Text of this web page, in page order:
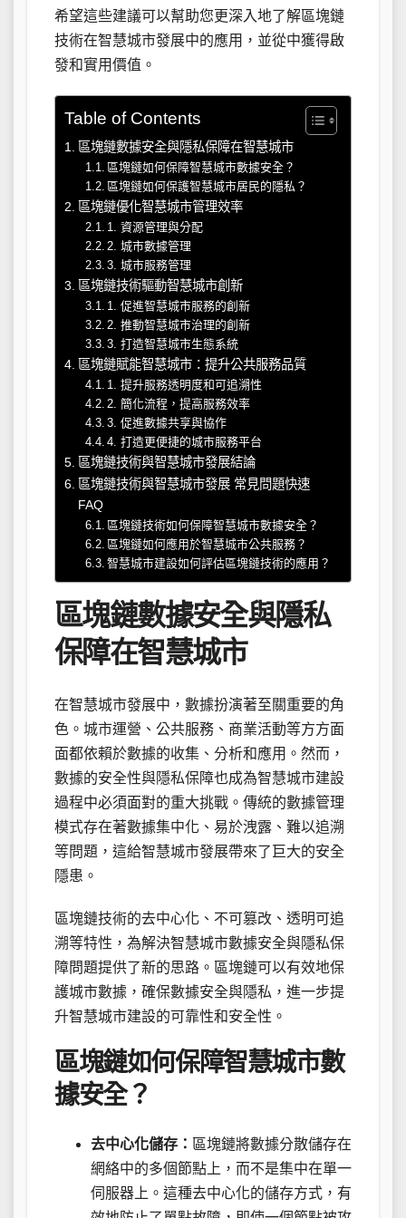
希望這些建議可以幫助您更深入地了解區塊鏈
技術在智慧城市發展中的應用，並從中獲得啟
發和實用價值。
Table of Contents
區塊鏈數據安全與隱私保障在智慧城市
區塊鏈如何保障智慧城市數據安全？
區塊鏈如何保護智慧城市居民的隱私？
區塊鏈優化智慧城市管理效率
1. 資源管理與分配
2. 城市數據管理
3. 城市服務管理
區塊鏈技術驅動智慧城市創新
1. 促進智慧城市服務的創新
2. 推動智慧城市治理的創新
3. 打造智慧城市生態系統
區塊鏈賦能智慧城市：提升公共服務品質
1. 提升服務透明度和可追溯性
2. 簡化流程，提高服務效率
3. 促進數據共享與協作
4. 打造更便捷的城市服務平台
區塊鏈技術與智慧城市發展結論
區塊鏈技術與智慧城市發展 常見問題快速
FAQ
區塊鏈技術如何保障智慧城市數據安全？
區塊鏈如何應用於智慧城市公共服務？
智慧城市建設如何評估區塊鏈技術的應用？
區塊鏈數據安全與隱私
保障在智慧城市
在智慧城市發展中，數據扮演著至關重要的角
色。城市運營、公共服務、商業活動等方方面
面都依賴於數據的收集、分析和應用。然而，
數據的安全性與隱私保障也成為智慧城市建設
過程中必須面對的重大挑戰。傳統的數據管理
模式存在著數據集中化、易於洩露、難以追溯
等問題，這給智慧城市發展帶來了巨大的安全
隱患。
區塊鏈技術的去中心化、不可篡改、透明可追
溯等特性，為解決智慧城市數據安全與隱私保
障問題提供了新的思路。區塊鏈可以有效地保
護城市數據，確保數據安全與隱私，進一步提
升智慧城市建設的可靠性和安全性。
區塊鏈如何保障智慧城市數
據安全？
去中心化儲存： 區塊鏈將數據分散儲存在
網絡中的多個節點上，而不是集中在單一
伺服器上。這種去中心化的儲存方式，有